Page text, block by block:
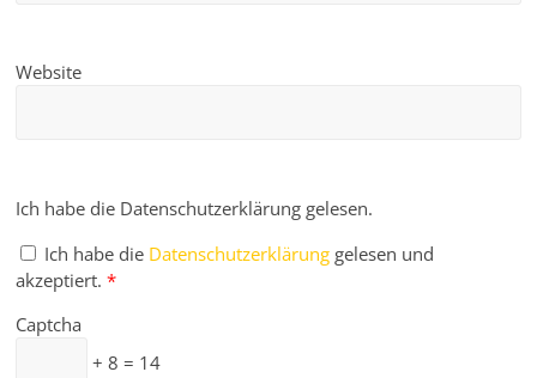
Website
Ich habe die Datenschutzerklärung gelesen.
Ich habe die Datenschutzerklärung gelesen und
akzeptiert. *
Captcha
+ 8 = 14